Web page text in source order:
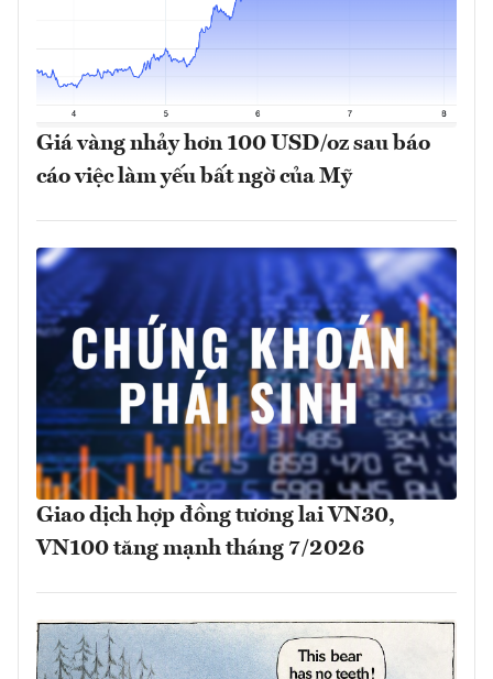
Giá vàng nhảy hơn 100 USD/oz sau báo
cáo việc làm yếu bất ngờ của Mỹ
Giao dịch hợp đồng tương lai VN30,
VN100 tăng mạnh tháng 7/2026